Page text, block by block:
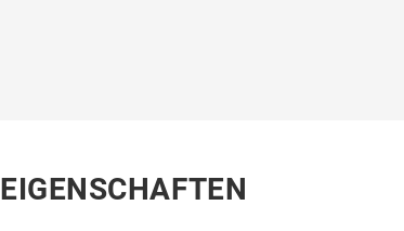
EIGENSCHAFTEN